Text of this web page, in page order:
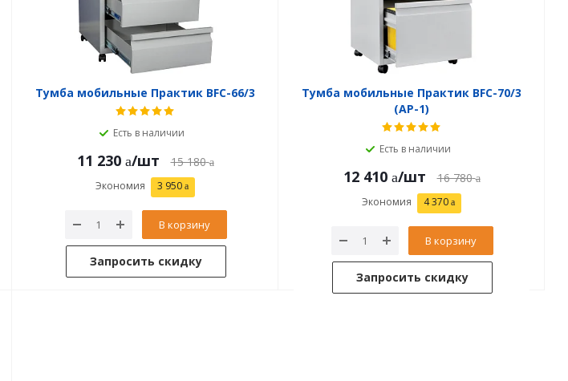
Тумба мобильные Практик BFC-66/3
Есть в наличии
11 230 /шт 15 180
Экономия 3 950
В корзину
Запросить скидку
Тумба мобильные Практик BFC-70/3
(АР-1)
Есть в наличии
12 410 /шт 16 780
Экономия 4 370
В корзину
Запросить скидку